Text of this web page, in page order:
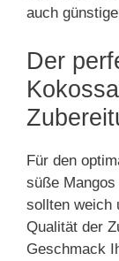
auch
Der
Für den
süße
sollten weich
Qualität der
Geschmack